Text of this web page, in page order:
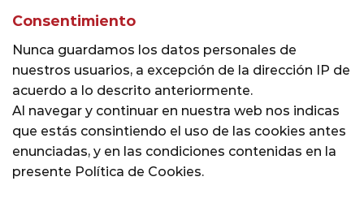
Consentimiento
Nunca guardamos los datos personales de
nuestros usuarios, a excepción de la dirección IP de
acuerdo a lo descrito anteriormente.
Al navegar y continuar en nuestra web nos indicas
que estás consintiendo el uso de las cookies antes
enunciadas, y en las condiciones contenidas en la
presente Política de Cookies.